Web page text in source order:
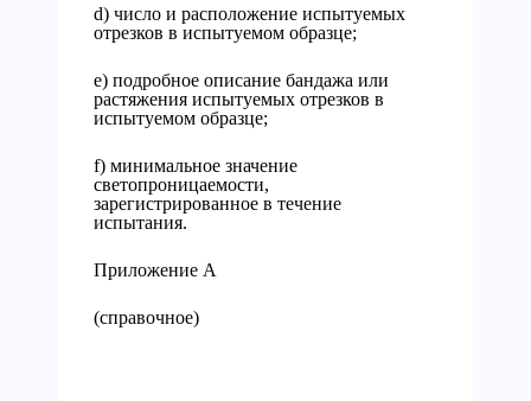
d) число и расположение испытуемых
отрезков в испытуемом образце;
e) подробное описание бандажа или
растяжения испытуемых отрезков в
испытуемом образце;
f) минимальное значение
светопроницаемости,
зарегистрированное в течение
испытания.
Приложение А
(справочное)